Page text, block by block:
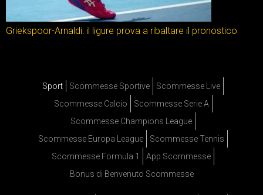
Griekspoor-Arnaldi: il ligure prova a ribaltare il pronostico
Sport Scommesse Sportive
Scommesse Live
Scommesse Calcio
Scommesse Serie A
Scommesse Champions League
Scommesse Europa League
Scommesse Tennis
Scommesse Formula 1
App Scommesse
Bonus di Benvenuto Scommesse